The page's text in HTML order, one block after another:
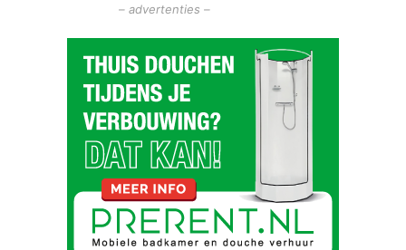
– advertenties –